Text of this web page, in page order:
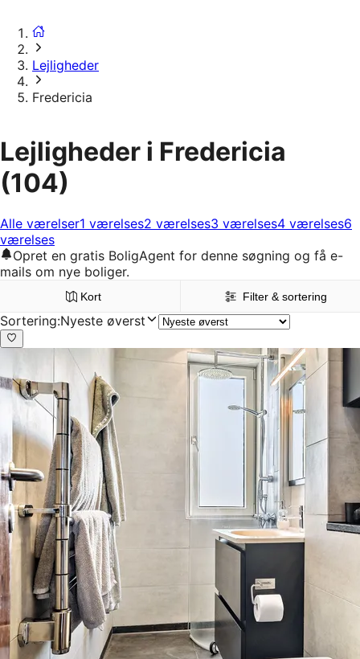
Lejligheder
Fredericia
Lejligheder i Fredericia
(104)
Alle værelser1 værelses2 værelses3 værelses4 værelses6
værelses
Opret en gratis BoligAgent for denne søgning og få e-
mails om nye boliger.
Kort Filter & sortering
Sortering:Nyeste øverst